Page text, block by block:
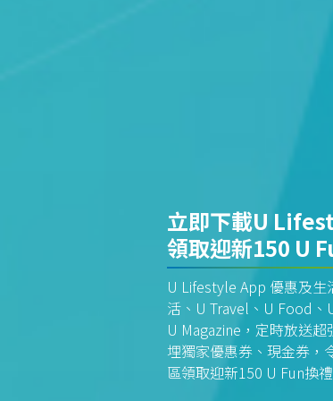
立即下載U
領取迎新150 U
U Lifestyle App 優惠及
活、U Travel、U Food
U Magazine，定時放送
埋獨家優惠券、現金券，
區領取迎新150 U Fun換